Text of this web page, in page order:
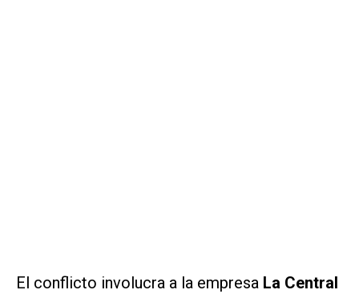
El conflicto involucra a la empresa La Central